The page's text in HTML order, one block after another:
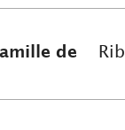
de
Rib